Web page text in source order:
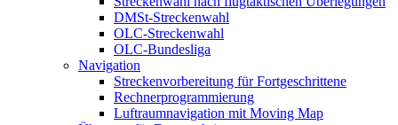
DMSt-Streckenwahl
OLC-Streckenwahl
OLC-Bundesliga
Navigation
Streckenvorbereitung für Fortgeschrittene
Rechnerprogrammierung
Luftraumnavigation mit Moving Map